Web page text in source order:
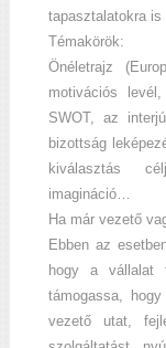
tapasztalatokra is
Témakörök:
Önéletrajz
motivációs
SWOT, az
bizottság
kiválasztás
imagináció…
Ha már vezető
Ebben az
hogy a vállalat
támogassa,
vezető utat,